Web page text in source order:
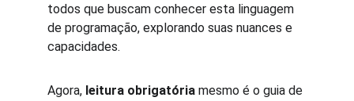
todos que buscam conhecer esta linguagem
de programação, explorando suas nuances e
capacidades.
Agora, leitura obrigatória mesmo é o guia de